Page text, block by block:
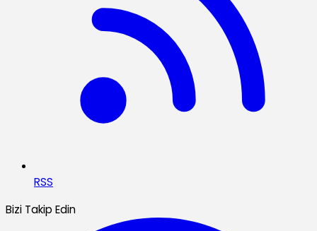
RSS
Bizi Takip Edin